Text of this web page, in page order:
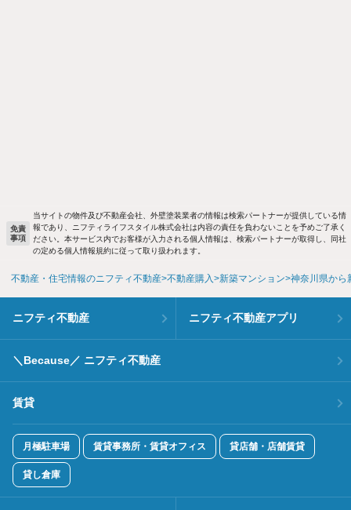
免責
事項
当サイトの物件及び不動産会社、外壁塗装業者の情報は検索パートナーが提供している情
報であり、ニフティライフスタイル株式会社は内容の責任を負わないことを予めご了承く
ださい。本サービス内でお客様が入力される個人情報は、検索パートナーが取得し、同社
の定める個人情報規約に従って取り扱われます。
不動産・住宅情報のニフティ不動産 不動産購入 新築マンション 神奈川県から
ニフティ不動産 ニフティ不動産アプリ
＼Because／ ニフティ不動産
賃貸
月極駐車場 賃貸事務所・賃貸オフィス 貸店舗・店舗賃貸
貸し倉庫